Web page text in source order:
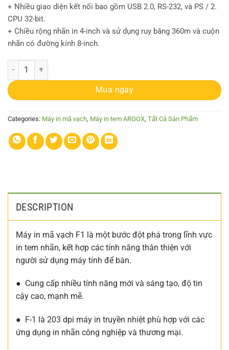
+ Nhiều giao diện kết nối bao gồm USB 2.0, RS-232, và PS / 2.
CPU 32-bit.
+ Chiều rộng nhãn in 4-inch và sử dụng ruy băng 360m và cuộn
nhãn có đường kính 8-inch.
Máy in mã vạch Argox F1 quantity
Mua ngay
Categories: Máy in mã vạch Máy in tem ARGOX Tất Cả Sản Phẩm
DESCRIPTION
Máy in mã vạch F1 là một bước đột phá trong lĩnh vực
in tem nhãn, kết hợp các tính năng thân thiện với
người sử dụng máy tính để bàn.
● Cung cấp nhiều tính năng mới và sáng tạo, độ tin
cậy cao, mạnh mẽ.
● F-1 là 203 dpi máy in truyền nhiệt phù hợp với các
ứng dụng in nhãn công nghiệp và thương mại.